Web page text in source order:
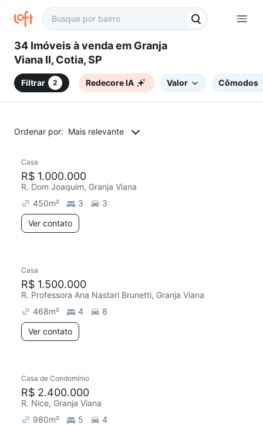
34 Imóveis à venda em Granja
Viana II, Cotia, SP
Filtrar 2 Redecore IA Valor Cômodos
Ordenar por: Mais relevante
Casa
R$ 1.000.000
R. Dom Joaquim, Granja Viana
450m² 3
3
Ver contato
Casa
R$ 1.500.000
R. Professora Ana Nastari Brunetti, Granja Viana
468m² 4
8
Ver contato
Redecorar
Casa de Condomínio
R$ 2.400.000
R. Nice, Granja Viana
980m² 5
4